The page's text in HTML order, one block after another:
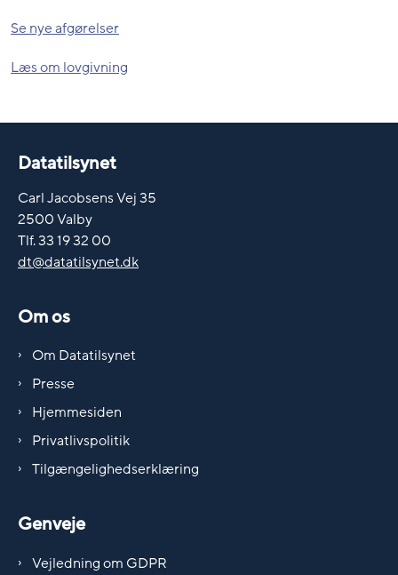
Se nye afgørelser
Læs om lovgivning
Datatilsynet
Carl Jacobsens Vej 35
2500 Valby
Tlf. 33 19 32 00
dt@datatilsynet.dk
Om os
Om Datatilsynet
Presse
Hjemmesiden
Privatlivspolitik
Tilgængelighedserklæring
Genveje
Vejledning om GDPR